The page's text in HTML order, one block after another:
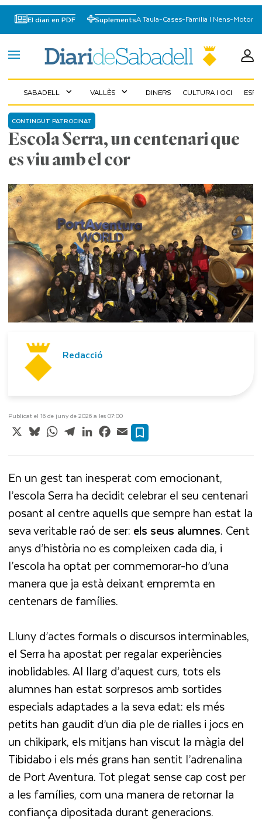
El diari en PDF SuplementsA Taula-Cases-Familia I Nens-Motor
SABADELL expand_more VALLÈS expand_more DINERS CULTURA I OCI
Escola Serra, un centenari que
es viu amb el cor
CONTINGUT PATROCINAT
Redacció
Publicat el 16 de juny de 2026 a les 07:00
X BlueskyWhatsApp
TelegramLinkedInFacebook
Email
En un gest tan inesperat com emocionant,
l’escola Serra ha decidit celebrar el seu centenari
posant al centre aquells que sempre han estat la
seva veritable raó de ser: els seus alumnes. Cent
anys d’història no es compleixen cada dia, i
l’escola ha optat per commemorar-ho d’una
manera que ja està deixant empremta en
centenars de famílies.
Lluny d’actes formals o discursos interminables,
el Serra ha apostat per regalar experiències
inoblidables. Al llarg d’aquest curs, tots els
alumnes han estat sorpresos amb sortides
especials adaptades a la seva edat: els més
petits han gaudit d’un dia ple de rialles i jocs en
un chikipark, els mitjans han viscut la màgia del
Tibidabo i els més grans han sentit l’adrenalina
de Port Aventura. Tot plegat sense cap cost per
a les famílies, com una manera de retornar la
confiança dipositada durant generacions.